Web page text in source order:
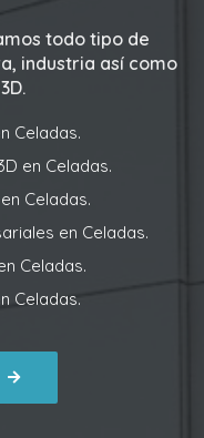
todo tipo de
industria así como
Celadas.
en Celadas.
Celadas.
en Celadas.
Celadas.
Celadas.